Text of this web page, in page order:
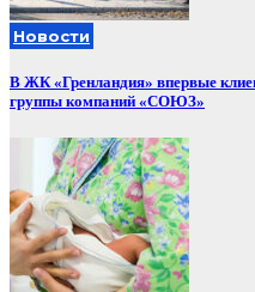
Новости
В ЖК «Гренландия» впервые
группы компаний «СОЮЗ»